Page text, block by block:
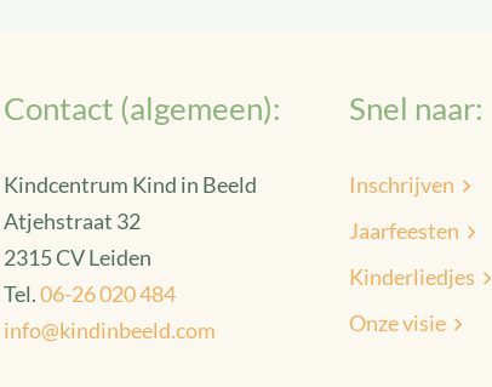
Contact (algemeen):
Kindcentrum Kind in Beeld
Atjehstraat 32
2315 CV Leiden
Tel.06-26 020 484
info@kindinbeeld.com
Snel naar:
Inschrijven
Jaarfeesten
Kinderliedjes
Onze visie